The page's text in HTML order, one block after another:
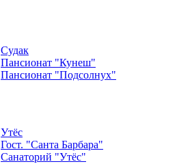
Судак
Пансионат "Кунеш"
Пансионат "Подсолнух"
Утёс
Гост. "Санта Барбара"
Санаторий "Утёс"